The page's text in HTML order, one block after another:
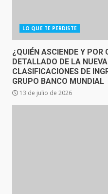
LO QUE TE PERDISTE
¿QUIÉN ASCIENDE Y POR
DETALLADO DE LA
CLASIFICACIONES DE
GRUPO BANCO MUNDIAL
13 de julio de 2026